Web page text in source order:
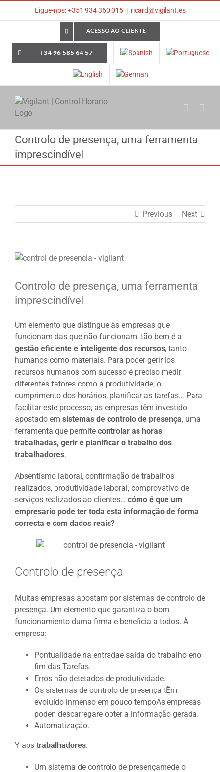
Ligue-nos: +351 934 360 015 | ricard@vigilant.es
ACESSO AO CLIENTE
+34 96 585 64 57
Controlo de presença, uma ferramenta
imprescindível
Previous Next
View
Image
Controlo de presença, uma ferramenta
imprescindível
Um elemento que distingue às empresas que
funcionam das que não funcionam tão bem é a
gestão eficiente e inteligente dos recursos, tanto
humanos como materiais. Para poder gerir los
recursos humanos com sucesso é preciso medir
diferentes fatores como a produtividade, o
cumprimento dos horários, planificar as tarefas… Para
facilitar este processo, as empresas têm investido
apostado em sistemas de controlo de presença, uma
ferramenta que permite controlar as horas
trabalhadas, gerir e planificar o trabalho dos
trabalhadores.
Absentismo laboral, confirmação de trabalhos
realizados, produtividade laboral, comprovativo de
serviços realizados ao clientes… cómo é que um
empresario pode ter toda esta informação de forma
correcta e com dados reais?
Controlo de presença
Muitas empresas apostam por sistemas de controlo de
presença. Um elemento que garantiza o bom
funcionamiento duma firma e beneficia a todos. À
empresa:
Pontualidade na entradae saída do trabalho eno
fim das Tarefas.
Erros não detetados de produtividade.
Os sistemas de controlo de presença tÊm
evoluído inmenso em pouco tempoAs empresas
poden descarregare obter a informação gerada.
Automatização.
Y aos trabalhadores.
Um sistema de controlo de presençamede o